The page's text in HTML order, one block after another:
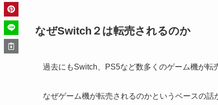
なぜSwitch２は転売されるのか
過去にもSwitch、PS5など数多くのゲーム機が転
なぜゲーム機が転売されるのかというベースの話